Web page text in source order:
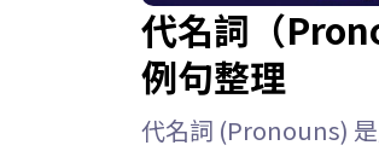
代名詞（
例句整理
代名詞 (Pronouns)